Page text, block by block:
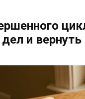
и вернуть